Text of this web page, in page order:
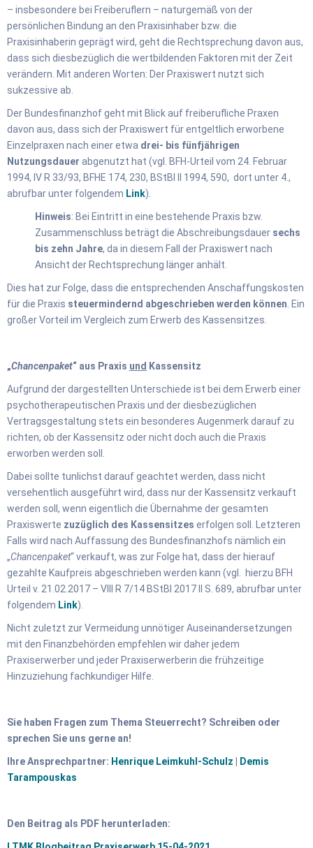
– insbesondere bei Freiberuflern – naturgemäß von der
persönlichen Bindung an den Praxisinhaber bzw. die
Praxisinhaberin geprägt wird, geht die Rechtsprechung davon aus,
dass sich diesbezüglich die wertbildenden Faktoren mit der Zeit
verändern. Mit anderen Worten: Der Praxiswert nutzt sich
sukzessive ab.
Der Bundesfinanzhof geht mit Blick auf freiberufliche Praxen
davon aus, dass sich der Praxiswert für entgeltlich erworbene
Einzelpraxen nach einer etwa drei- bis fünfjährigen
Nutzungsdauer abgenutzt hat (vgl. BFH-Urteil vom 24. Februar
1994, IV R 33/93, BFHE 174, 230, BStBl II 1994, 590, dort unter 4.,
abrufbar unter folgendem Link).
Hinweis: Bei Eintritt in eine bestehende Praxis bzw.
Zusammenschluss beträgt die Abschreibungsdauer sechs
bis zehn Jahre, da in diesem Fall der Praxiswert nach
Ansicht der Rechtsprechung länger anhält.
Dies hat zur Folge, dass die entsprechenden Anschaffungskosten
für die Praxis steuermindernd abgeschrieben werden können . Ein
großer Vorteil im Vergleich zum Erwerb des Kassensitzes.
„Chancenpaket“ aus Praxis und Kassensitz
Aufgrund der dargestellten Unterschiede ist bei dem Erwerb einer
psychotherapeutischen Praxis und der diesbezüglichen
Vertragsgestaltung stets ein besonderes Augenmerk darauf zu
richten, ob der Kassensitz oder nicht doch auch die Praxis
erworben werden soll.
Dabei sollte tunlichst darauf geachtet werden, dass nicht
versehentlich ausgeführt wird, dass nur der Kassensitz verkauft
werden soll, wenn eigentlich die Übernahme der gesamten
Praxiswerte zuzüglich des Kassensitzes erfolgen soll. Letzteren
Falls wird nach Auffassung des Bundesfinanzhofs nämlich ein
„Chancenpaket“ verkauft, was zur Folge hat, dass der hierauf
gezahlte Kaufpreis abgeschrieben werden kann (vgl. hierzu BFH
Urteil v. 21.02.2017 – VIII R 7/14 BStBl 2017 II S. 689, abrufbar unter
folgendem Link).
Nicht zuletzt zur Vermeidung unnötiger Auseinandersetzungen
mit den Finanzbehörden empfehlen wir daher jedem
Praxiserwerber und jeder Praxiserwerberin die frühzeitige
Hinzuziehung fachkundiger Hilfe.
Sie haben Fragen zum Thema Steuerrecht? Schreiben oder
sprechen Sie uns gerne an!
Ihre Ansprechpartner: Henrique Leimkuhl-Schulz | Demis
Tarampouskas
Den Beitrag als PDF herunterladen: